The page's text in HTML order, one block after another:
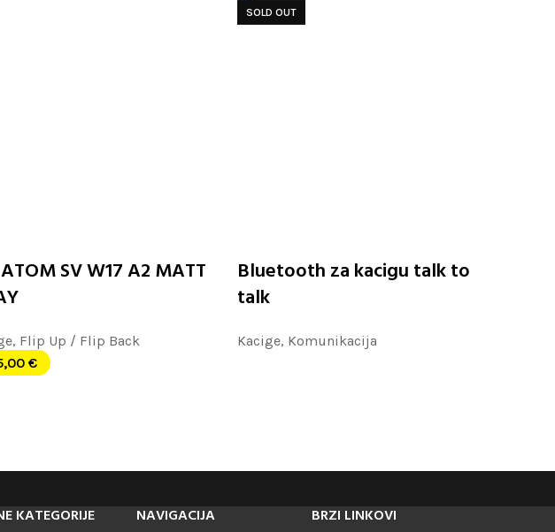
SV W17 A2 MATT
, Flip Up / Flip Back
€
SOLD OUT
Bluetooth za kacigu talk to
talk
Kacige, Komunikacija
KATEGORIJE NAVIGACIJA BRZI LINKOVI